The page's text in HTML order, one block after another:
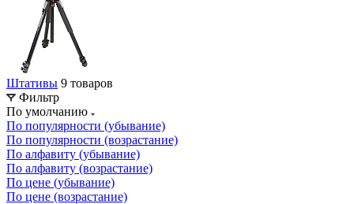
Штативы 9 товаров
Фильтр
По умолчанию
По популярности (убывание)
По популярности (возрастание)
По алфавиту (убывание)
По алфавиту (возрастание)
По цене (убывание)
По цене (возрастание)